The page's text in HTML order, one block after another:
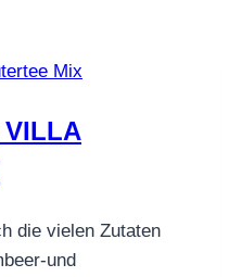
Mix
VILLA
die vielen Zutaten
und